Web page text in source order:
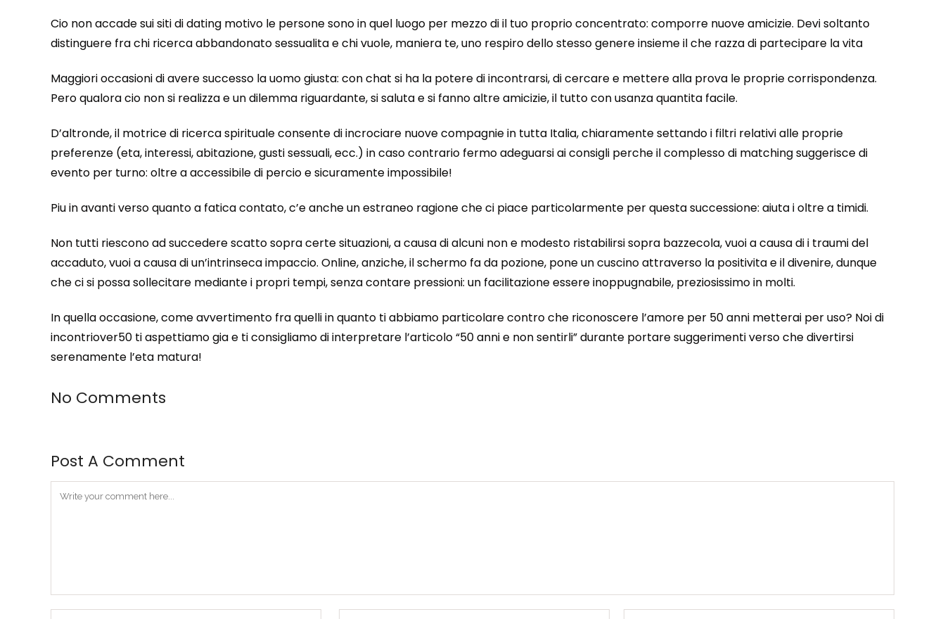
Cio non accade sui siti di dating motivo le persone sono in quel luogo per mezzo di il tuo proprio concentrato: comporre nuove amicizie. Devi soltanto
distinguere fra chi ricerca abbandonato sessualita e chi vuole, maniera te, uno respiro dello stesso genere insieme il che razza di partecipare la vita
Maggiori occasioni di avere successo la uomo giusta: con chat si ha la potere di incontrarsi, di cercare e mettere alla prova le proprie corrispondenza.
Pero qualora cio non si realizza e un dilemma riguardante, si saluta e si fanno altre amicizie, il tutto con usanza quantita facile.
D’altronde, il motrice di ricerca spirituale consente di incrociare nuove compagnie in tutta Italia, chiaramente settando i filtri relativi alle proprie
preferenze (eta, interessi, abitazione, gusti sessuali, ecc.) in caso contrario fermo adeguarsi ai consigli perche il complesso di matching suggerisce di
evento per turno: oltre a accessibile di percio e sicuramente impossibile!
Piu in avanti verso quanto a fatica contato, c’e anche un estraneo ragione che ci piace particolarmente per questa successione: aiuta i oltre a timidi.
Non tutti riescono ad succedere scatto sopra certe situazioni, a causa di alcuni non e modesto ristabilirsi sopra bazzecola, vuoi a causa di i traumi del
accaduto, vuoi a causa di un’intrinseca impaccio. Online, anziche, il schermo fa da pozione, pone un cuscino attraverso la positivita e il divenire, dunque
che ci si possa sollecitare mediante i propri tempi, senza contare pressioni: un facilitazione essere inoppugnabile, preziosissimo in molti.
In quella occasione, come avvertimento fra quelli in quanto ti abbiamo particolare contro che riconoscere l’amore per 50 anni metterai per uso? Noi di
incontriover50 ti aspettiamo gia e ti consigliamo di interpretare l’articolo “50 anni e non sentirli” durante portare suggerimenti verso che divertirsi
serenamente l’eta matura!
No Comments
Post A Comment